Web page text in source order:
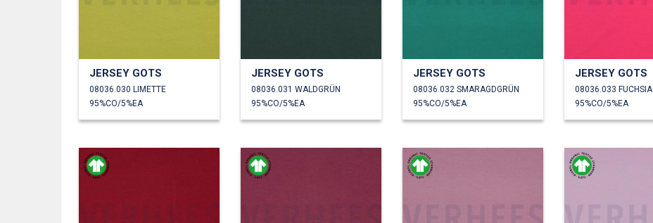
JERSEY GOTS
08036.030 LIMETTE
95%CO/5%EA
JERSEY GOTS
08036.031 WALDGRÜN
95%CO/5%EA
JERSEY GOTS
08036.032 SMARAGDGRÜN
95%CO/5%EA
JERSEY GOTS
08036.033 FUCHSIA
95%CO/5%EA